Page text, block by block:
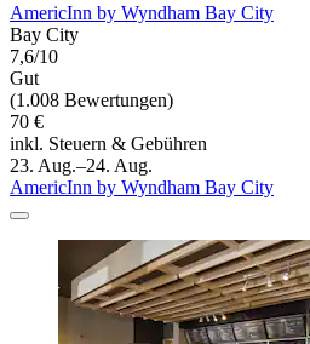
AmericInn by Wyndham Bay City
Bay City
7,6/10
Gut
(1.008 Bewertungen)
70 €
inkl. Steuern & Gebühren
23. Aug.–24. Aug.
AmericInn by Wyndham Bay City